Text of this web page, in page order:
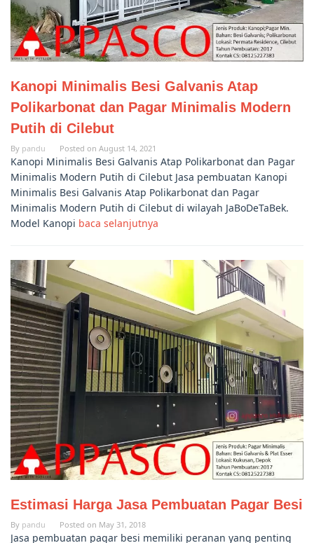
Kanopi Minimalis Besi Galvanis Atap
Polikarbonat dan Pagar Minimalis Modern
Putih di Cilebut
By pandu Posted on August 14, 2021
Kanopi Minimalis Besi Galvanis Atap Polikarbonat dan Pagar
Minimalis Modern Putih di Cilebut Jasa pembuatan Kanopi
Minimalis Besi Galvanis Atap Polikarbonat dan Pagar
Minimalis Modern Putih di Cilebut di wilayah JaBoDeTaBek.
Model Kanopi baca selanjutnya
Estimasi Harga Jasa Pembuatan Pagar Besi
By pandu Posted on May 31, 2018
Jasa pembuatan pagar besi memiliki peranan yang penting